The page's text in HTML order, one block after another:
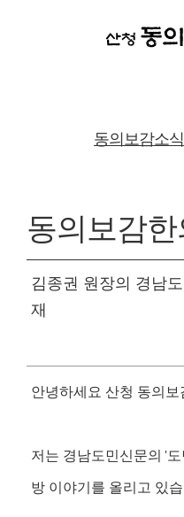
동의보감소식
동의보감
김종권 원장의 경남
재
안녕하세요 산청 동의
저는 경남도민신문의 '
방 이야기를 올리고 있